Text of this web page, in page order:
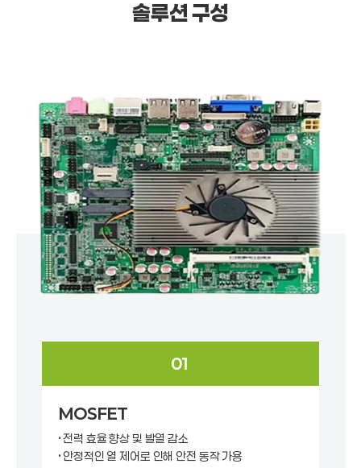
솔루션 구성
01
MOSFET
• 전력 효율 향상 및 발열 감소
• 안정적인 열 제어로 인해 안전 동작 가용